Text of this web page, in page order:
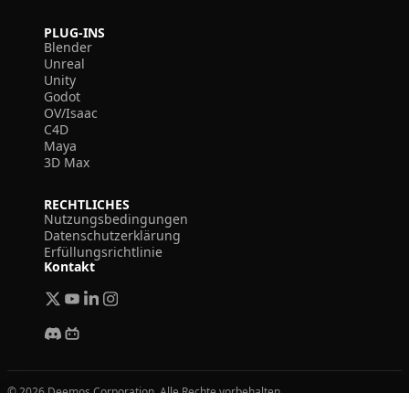
PLUG-INS
Blender
Unreal
Unity
Godot
OV/Isaac
C4D
Maya
3D Max
RECHTLICHES
Nutzungsbedingungen
Datenschutzerklärung
Erfüllungsrichtlinie
Kontakt